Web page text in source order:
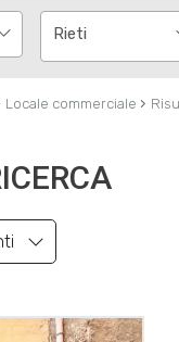
Rieti
Locale commerciale ›